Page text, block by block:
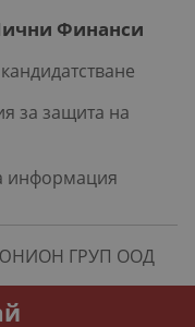
Финанси
за защита на
информация
ЮНИОН ГРУП ООД